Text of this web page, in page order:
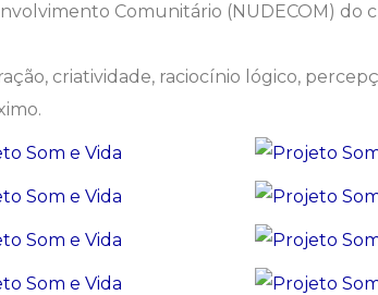
Comunitário (NUDECOM) do
criatividade, raciocínio lógico,